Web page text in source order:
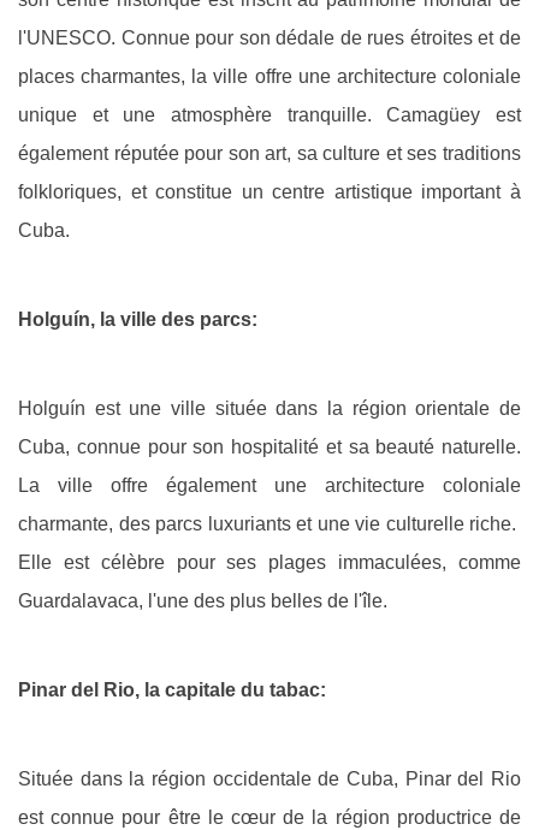
l'UNESCO. Connue pour son dédale de rues étroites et de
places charmantes, la ville offre une architecture coloniale
unique et une atmosphère tranquille. Camagüey est
également réputée pour son art, sa culture et ses traditions
folkloriques, et constitue un centre artistique important à
Cuba.
Holguín, la ville des parcs:
Holguín est une ville située dans la région orientale de
Cuba, connue pour son hospitalité et sa beauté naturelle.
La ville offre également une architecture coloniale
charmante, des parcs luxuriants et une vie culturelle riche.
Elle est célèbre pour ses plages immaculées, comme
Guardalavaca, l'une des plus belles de l'île.
Pinar del Rio, la capitale du tabac:
Située dans la région occidentale de Cuba, Pinar del Rio
est connue pour être le cœur de la région productrice de